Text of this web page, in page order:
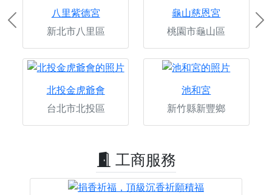
八里紫德宮
新北市八里區
龜山慈恩宮
桃園市龜山區
北投金虎爺會
台北市北投區
池和宮
新竹縣新豐鄉
Previous
工商服務